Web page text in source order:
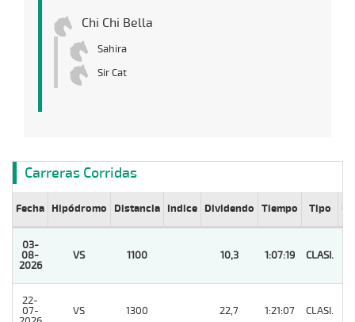
Chi Chi Bella
Sahira
Sir Cat
Carreras Corridas
Fecha Hipódromo Distancia Indice Dividendo Tiempo Tipo Lº
03-
08-
2026
VS 1100 10,3 1:07:19 CLASI.
22-
07-
VS 1300 22,7 1:21:07 CLASI.